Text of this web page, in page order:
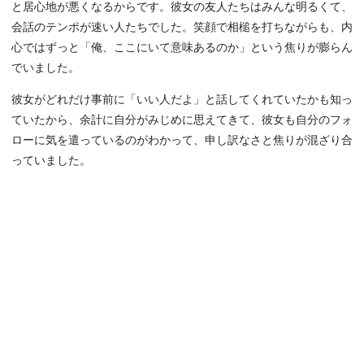
と居心地が悪くなるからです。彼女の友人たちはみんな明るくて、
会話のテンポが速い人たちでした。笑顔で相槌を打ちながらも、内
心ではずっと「俺、ここにいて意味あるのか」という焦りが膨らん
でいました。
彼女がどれだけ事前に「いい人だよ」と話してくれていたかも知っ
ていたから、余計に自分がみじめに思えてきて、彼女も自分のフォ
ローに気を遣っているのがわかって、申し訳なさと焦りが混ざり合
っていました。